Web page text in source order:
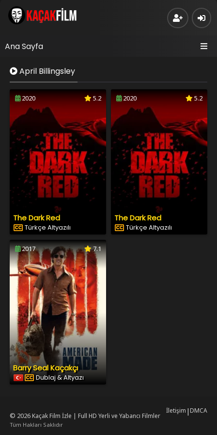
Ana Sayfa
April Billingsley
2020 5.2
The Dark Red
Türkçe Altyazılı
2020 5.2
The Dark Red
Türkçe Altyazılı
2017 7.1
Barry Seal Kaçakçı
Dublaj & Altyazı
© 2026Kaçak Film İzle | Full HD Yerli ve Yabancı Filmler
Tüm Hakları Saklıdır
İletişim |DMCA